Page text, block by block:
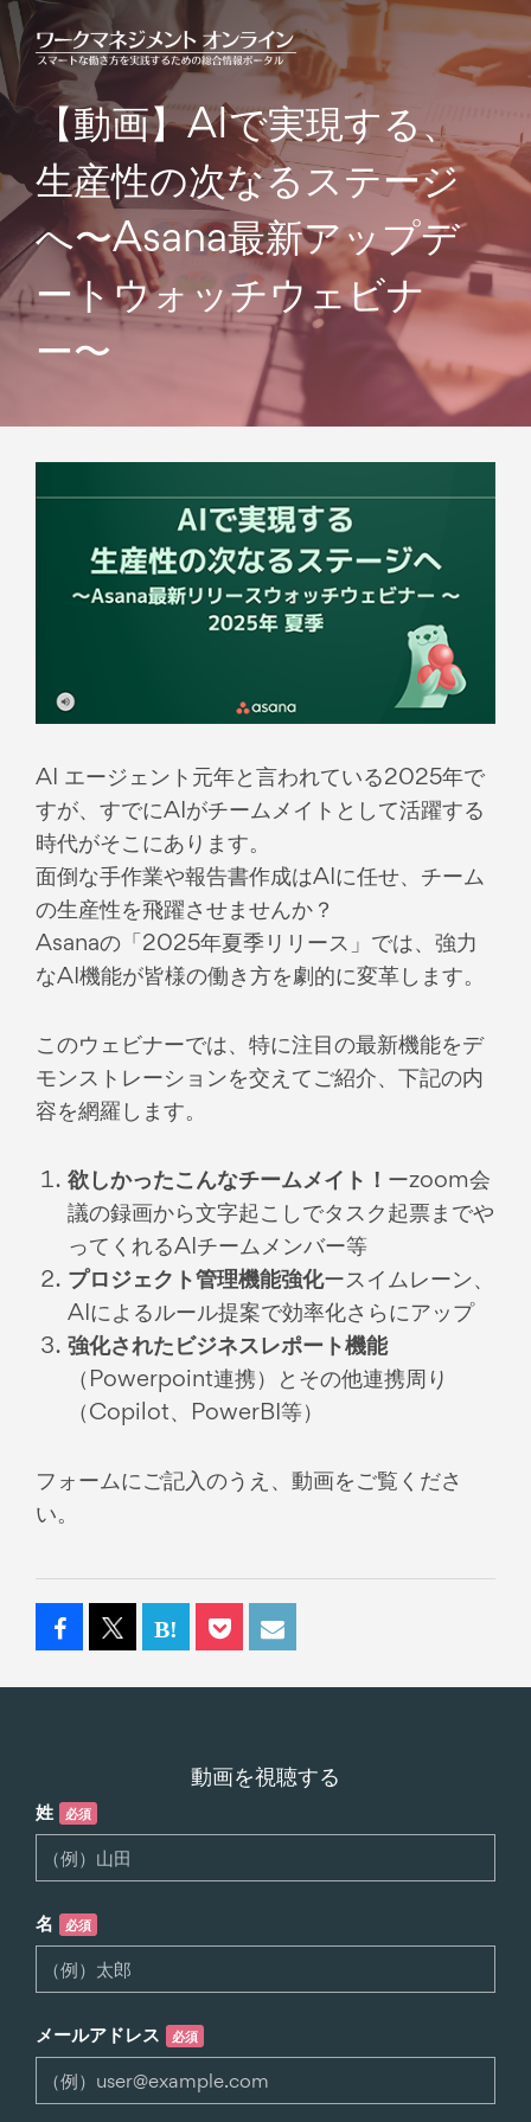
【動画】AIで実現する、
生産性の次なるステージ
へ〜Asana最新アップデ
ートウォッチウェビナ
ー〜
AI エージェント元年と言われている2025年で
すが、すでにAIがチームメイトとして活躍する
時代がそこにあります。
面倒な手作業や報告書作成はAIに任せ、チーム
の生産性を飛躍させませんか？
Asanaの「2025年夏季リリース」では、強力
なAI機能が皆様の働き方を劇的に変革します。
このウェビナーでは、特に注目の最新機能をデ
モンストレーションを交えてご紹介、下記の内
容を網羅します。
欲しかったこんなチームメイト！ ーzoom会
議の録画から文字起こしでタスク起票までや
ってくれるAIチームメンバー等
プロジェクト管理機能強化ースイムレーン、
AIによるルール提案で効率化さらにアップ
強化されたビジネスレポート機能
（Powerpoint連携）とその他連携周り
（Copilot、PowerBI等）
フォームにご記入のうえ、動画をご覧くださ
い。
動画を視聴する
姓 必須
名 必須
メールアドレス 必須